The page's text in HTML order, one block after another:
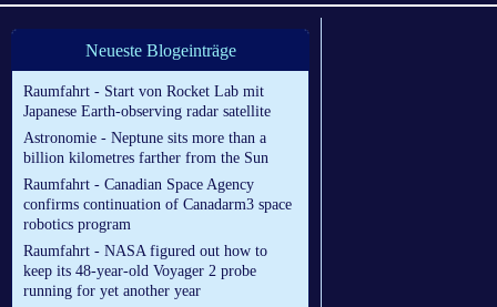
Neueste Blogeinträge
Raumfahrt - Start von Rocket Lab mit
Japanese Earth-observing radar satellite
Astronomie - Neptune sits more than a
billion kilometres farther from the Sun
Raumfahrt - Canadian Space Agency
confirms continuation of Canadarm3 space
robotics program
Raumfahrt - NASA figured out how to
keep its 48-year-old Voyager 2 probe
running for yet another year